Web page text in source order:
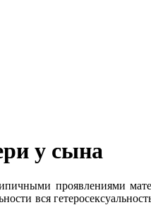
у сына
проявлениями
вся